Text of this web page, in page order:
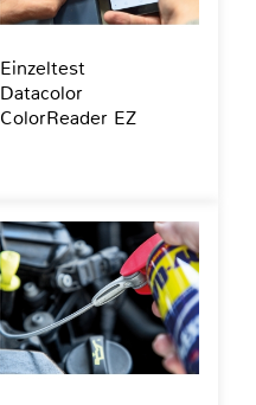
Einzeltest
Datacolor
ColorReader EZ